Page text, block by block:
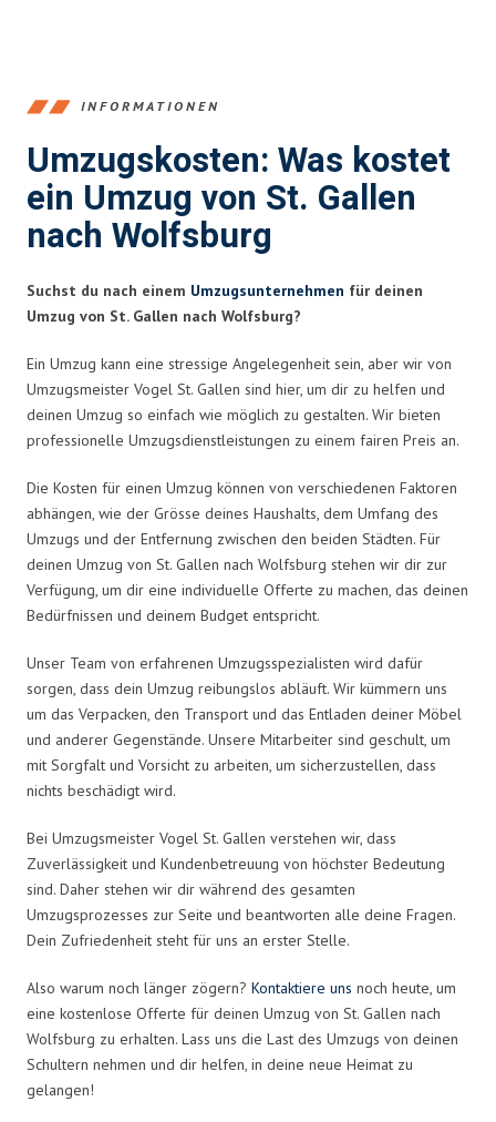
INFORMATIONEN
Umzugskosten: Was kostet
ein Umzug von St. Gallen
nach Wolfsburg
Suchst du nach einem Umzugsunternehmen für deinen
Umzug von St. Gallen nach Wolfsburg?
Ein Umzug kann eine stressige Angelegenheit sein, aber wir von
Umzugsmeister Vogel St. Gallen sind hier, um dir zu helfen und
deinen Umzug so einfach wie möglich zu gestalten. Wir bieten
professionelle Umzugsdienstleistungen zu einem fairen Preis an.
Die Kosten für einen Umzug können von verschiedenen Faktoren
abhängen, wie der Grösse deines Haushalts, dem Umfang des
Umzugs und der Entfernung zwischen den beiden Städten. Für
deinen Umzug von St. Gallen nach Wolfsburg stehen wir dir zur
Verfügung, um dir eine individuelle Offerte zu machen, das deinen
Bedürfnissen und deinem Budget entspricht.
Unser Team von erfahrenen Umzugsspezialisten wird dafür
sorgen, dass dein Umzug reibungslos abläuft. Wir kümmern uns
um das Verpacken, den Transport und das Entladen deiner Möbel
und anderer Gegenstände. Unsere Mitarbeiter sind geschult, um
mit Sorgfalt und Vorsicht zu arbeiten, um sicherzustellen, dass
nichts beschädigt wird.
Bei Umzugsmeister Vogel St. Gallen verstehen wir, dass
Zuverlässigkeit und Kundenbetreuung von höchster Bedeutung
sind. Daher stehen wir dir während des gesamten
Umzugsprozesses zur Seite und beantworten alle deine Fragen.
Dein Zufriedenheit steht für uns an erster Stelle.
Also warum noch länger zögern? Kontaktiere uns noch heute, um
eine kostenlose Offerte für deinen Umzug von St. Gallen nach
Wolfsburg zu erhalten. Lass uns die Last des Umzugs von deinen
Schultern nehmen und dir helfen, in deine neue Heimat zu
gelangen!